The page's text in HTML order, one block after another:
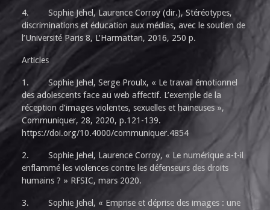
4. Sophie Jehel, Laurence Corroy (dir.), Stéréotypes,
discriminations et éducation aux médias, avec le soutien de
l’Université Paris 8, L’Harmattan, 2016, 250 p.
Articles
1. Sophie Jehel, Serge Proulx, « Le travail émotionnel
des adolescents face au web affectif. L’exemple de la
réception d’images violentes, sexuelles et haineuses »,
Communiquer, 28, 2020, p.121-139.
https://doi.org/10.4000/communiquer.4854
2. Sophie Jehel, Laurence Corroy, « Le numérique a-t-il
enflammé les violences contre les défenseurs des droits
humains ? » RFSIC, mars 2020.
3. Sophie Jehel, « Emprise et déprise des images : une